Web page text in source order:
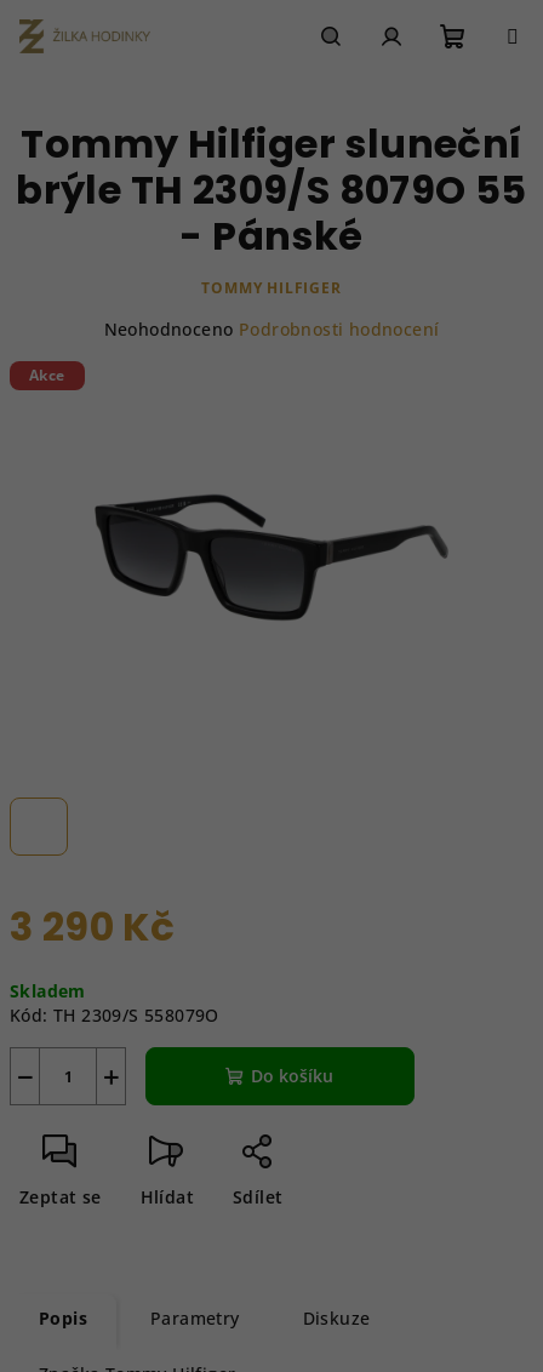
na
obsah
košík
3 290 Kč
cena:
Skladem
Kód: TH 2309/S 558079O
+
− Do košíku
Zeptat se Hlídat Sdílet
Tommy Hilfiger sluneční
brýle TH 2309/S 8079O 55
- Pánské
TOMMY HILFIGER
produktu
Neohodnoceno Podrobnosti hodnocení
Akce
Popis Parametry Diskuze